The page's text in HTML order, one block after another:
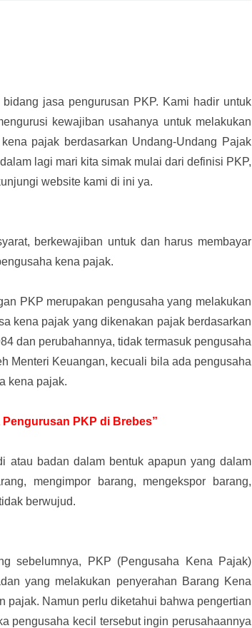
jasa pengurusan PKP. Kami hadir untuk
kewajiban usahanya untuk melakukan
pajak berdasarkan Undang-Undang Pajak
lagi mari kita simak mulai dari definisi PKP,
website kami di ini ya.
berkewajiban untuk dan harus membayar
kena pajak.
PKP merupakan pengusaha yang melakukan
kena pajak yang dikenakan pajak berdasarkan
dan perubahannya, tidak termasuk pengusaha
Menteri Keuangan, kecuali bila ada pengusaha
kena pajak.
PKP di Brebes”
atau badan dalam bentuk apapun yang dalam
mengimpor barang, mengekspor barang,
berwujud.
sebelumnya, PKP (Pengusaha Kena Pajak)
yang melakukan penyerahan Barang Kena
pajak. Namun perlu diketahui bahwa pengertian
pengusaha kecil tersebut ingin perusahaannya